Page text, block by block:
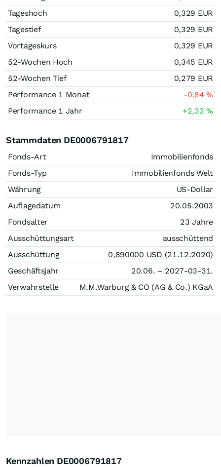
Tageshoch
0,329 EUR
Tagestief
0,329 EUR
Vortageskurs
0,329 EUR
52-Wochen Hoch
0,345 EUR
52-Wochen Tief
0,279 EUR
Performance 1 Monat
-0,84%
Performance 1 Jahr
+2,33%
Stammdaten DE0006791817
Fonds-Art
Immobilienfonds
Fonds-Typ
Immobilienfonds Welt
Währung
US-Dollar
Auflagedatum
20.05.2003
Fondsalter
23 Jahre
Ausschüttungsart
ausschüttend
Ausschüttung
0,890000 USD (21.12.2020)
Geschäftsjahr
20.06. – 2027-03-31.
Verwahrstelle
M.M.Warburg & CO (AG & Co.) KGaA
Kennzahlen DE0006791817